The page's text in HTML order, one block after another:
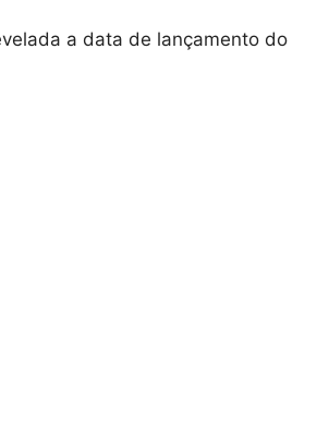
a data de lançamento do